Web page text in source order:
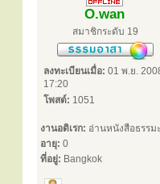
O.wan
สมาชิกระดับ 19
ลงทะเบียนเมื่อ: 01 พ.ย.
17:20
โพสต์: 1051
งานอดิเรก: อ่านหนังสือธรรมะ
อายุ: 0
ที่อยู่: Bangkok